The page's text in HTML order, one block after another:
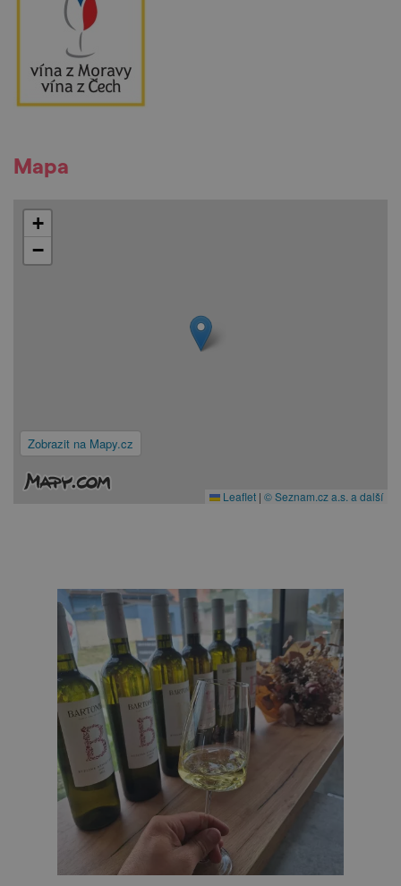
Mapa
Zobrazit na Mapy.cz
+
−
Leaflet | © Seznam.cz a.s. a další